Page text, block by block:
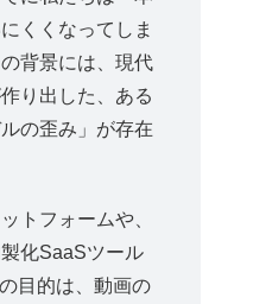
くくなってしま
背景には、現代
り出した、ある
の歪み」が存在
トフォームや、
化SaaSツール
目的は、動画の